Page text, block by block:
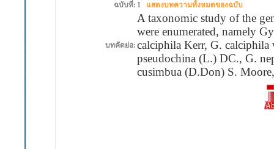
ฉบับที่: 1 แสดงบทความทั้งหมดของฉบับ
บทคัดย่อ:
A taxonomic study of the
were enumerated, namely
calciphila Kerr, G. calciphila
pseudochina (L.) DC., G.
cusimbua (D.Don) S.